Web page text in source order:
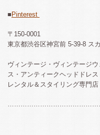
■ Pinterest
〒150-0001
東京都渋谷区神宮前 5-39-8 ス
ヴィンテージ・ヴィンテージ
ス・アンティークヘッドドレス
レンタル＆スタイリング専門店